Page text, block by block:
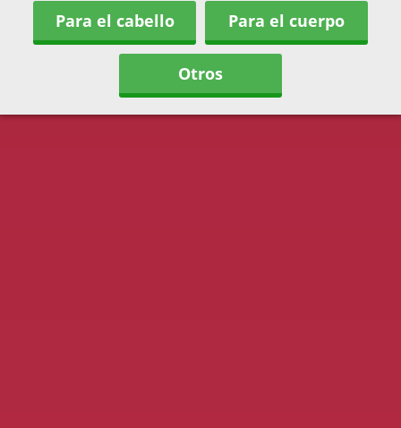
Para el cabello Para el cuerpo
Otros